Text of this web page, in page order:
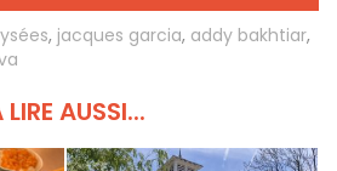
, jacques garcia, addy bakhtiar,
LIRE AUSSI...